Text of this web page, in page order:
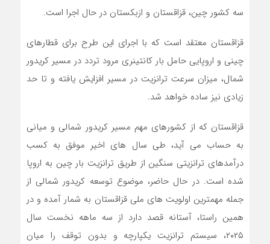
سه کشور چین، قزاقستان و ازبکستان در حال اجرا است.
قزاقستان معتقد است که با اجرای این طرح برای قطارهای
چینی و اروپایی حامل بار کانتینری مرود تردد در مسیر کریدور
شمال، میزان سرعت ترانزیت در مسیر افزایش یافته و تا حد
زیادی نیز ساده خواهد شد.
قزاقستان که از کشورهای مهم مسیر کریدور شمالی و میانی
به حساب می آید، طی سال های اخیر موفق به کسب
درآمدهای ترانزیتی سنگین از طریق ترانزیت بار چین به اروپا
شده است. در حال حاضر، موضوع توسعه کریدور شمالی از
جمله مهمترین اولویت های ملی قزاقستان به شمار آمده و در
همین راستا، آستانه قصد دارد از سه ماهه نخست سال
۲۰۲۵، سیستم ترانزیت یکپارچه و بدون توقف را میان